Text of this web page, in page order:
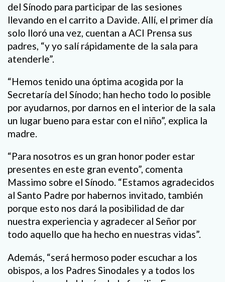
del Sínodo para participar de las sesiones
llevando en el carrito a Davide. Allí, el primer día
solo lloró una vez, cuentan a ACI Prensa sus
padres, “y yo salí rápidamente de la sala para
atenderle”.
“Hemos tenido una óptima acogida por la
Secretaría del Sínodo; han hecho todo lo posible
por ayudarnos, por darnos en el interior de la sala
un lugar bueno para estar con el niño”, explica la
madre.
“Para nosotros es un gran honor poder estar
presentes en este gran evento”, comenta
Massimo sobre el Sínodo. “Estamos agradecidos
al Santo Padre por habernos invitado, también
porque esto nos dará la posibilidad de dar
nuestra experiencia y agradecer al Señor por
todo aquello que ha hecho en nuestras vidas”.
Además, “será hermoso poder escuchar a los
obispos, a los Padres Sinodales y a todos los